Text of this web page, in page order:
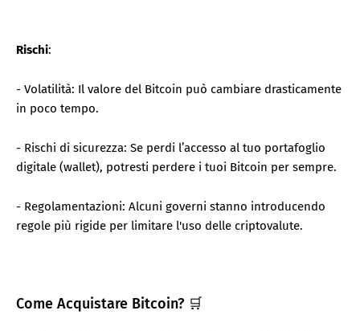
Rischi:
- Volatilità: Il valore del Bitcoin può cambiare drasticamente
in poco tempo.
- Rischi di sicurezza: Se perdi l’accesso al tuo portafoglio
digitale (wallet), potresti perdere i tuoi Bitcoin per sempre.
- Regolamentazioni: Alcuni governi stanno introducendo
regole più rigide per limitare l'uso delle criptovalute.
Come Acquistare Bitcoin? 🛒